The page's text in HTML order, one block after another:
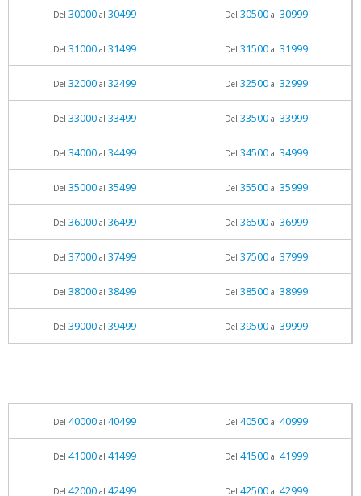
Del 30000al 30499 Del 30500al 30999
Del 31000al 31499 Del 31500al 31999
Del 32000al 32499 Del 32500al 32999
Del 33000al 33499 Del 33500al 33999
Del 34000al 34499 Del 34500al 34999
Del 35000al 35499 Del 35500al 35999
Del 36000al 36499 Del 36500al 36999
Del 37000al 37499 Del 37500al 37999
Del 38000al 38499 Del 38500al 38999
Del 39000al 39499 Del 39500al 39999
Del 40000al 40499 Del 40500al 40999
Del 41000al 41499 Del 41500al 41999
Del 42000al 42499 Del 42500al 42999